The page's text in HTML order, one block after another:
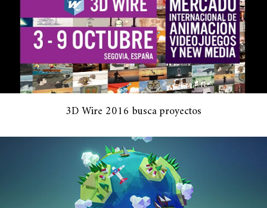
3D Wire 2016 busca proyectos